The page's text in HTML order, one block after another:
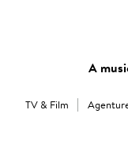
A
TV & Film